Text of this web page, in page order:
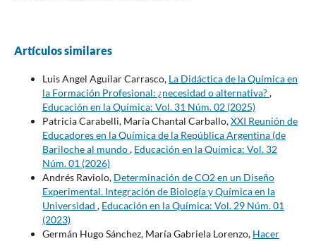
Artículos similares
Luis Angel Aguilar Carrasco, La Didáctica de la Química en
la Formación Profesional: ¿necesidad o alternativa?,
Educación en la Química: Vol. 31 Núm. 02 (2025)
Patricia Carabelli, María Chantal Carballo,XXI Reunión de
Educadores en la Química de la República Argentina (de
Bariloche al mundo, Educación en la Química: Vol. 32
Núm. 01 (2026)
Andrés Raviolo, Determinación de CO2 en un Diseño
Experimental. Integración de Biología y Química en la
Universidad , Educación en la Química: Vol. 29 Núm. 01
(2023)
Germán Hugo Sánchez, María Gabriela Lorenzo, Hacer